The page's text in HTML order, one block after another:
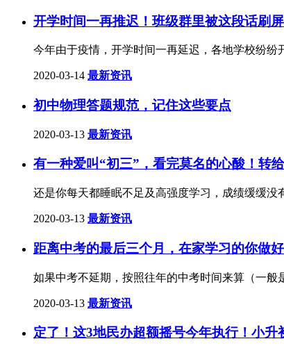
开学时间一再推迟！班级群里被这段话刷
今年由于疫情，开学时间一再延迟，各地学校纷
2020-03-14 最新资讯
初中物理答题规范，记住这些要点
2020-03-13 最新资讯
有一种爱叫“初三”，看完莫名的心酸！转
还是你每天都睡眠不足及高强度学习，成绩缓缓
2020-03-13 最新资讯
距离中考的最后三个月，在家学习的你做
如果中考不延期，按照往年的中考时间来算（一般
2020-03-13 最新资讯
定了！这3地民办超额摇号今年执行！小升